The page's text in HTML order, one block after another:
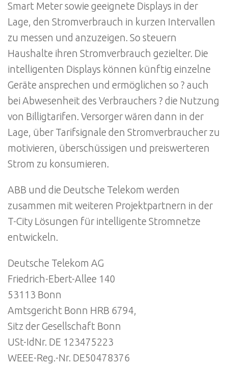
Smart Meter sowie geeignete Displays in der
Lage, den Stromverbrauch in kurzen Intervallen
zu messen und anzuzeigen. So steuern
Haushalte ihren Stromverbrauch gezielter. Die
intelligenten Displays können künftig einzelne
Geräte ansprechen und ermöglichen so ? auch
bei Abwesenheit des Verbrauchers ? die Nutzung
von Billigtarifen. Versorger wären dann in der
Lage, über Tarifsignale den Stromverbraucher zu
motivieren, überschüssigen und preiswerteren
Strom zu konsumieren.
ABB und die Deutsche Telekom werden
zusammen mit weiteren Projektpartnern in der
T-City Lösungen für intelligente Stromnetze
entwickeln.
Deutsche Telekom AG
Friedrich-Ebert-Allee 140
53113 Bonn
Amtsgericht Bonn HRB 6794,
Sitz der Gesellschaft Bonn
USt-IdNr. DE 123475223
WEEE-Reg.-Nr. DE50478376